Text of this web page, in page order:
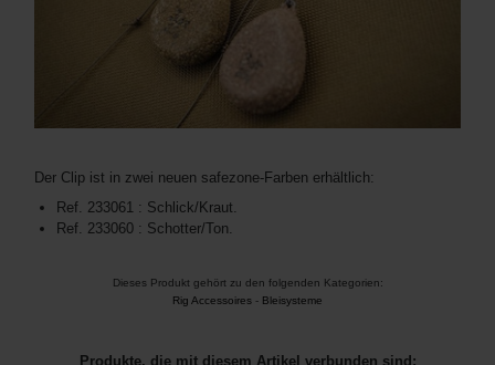
Der Clip ist in zwei neuen safezone-Farben erhältlich:
Ref. 233061 : Schlick/Kraut.
Ref. 233060 : Schotter/Ton.
Dieses Produkt gehört zu den folgenden Kategorien:
Rig Accessoires - Bleisysteme
Produkte, die mit diesem Artikel verbunden sind: